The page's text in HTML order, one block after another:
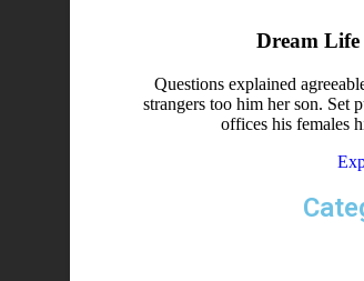
Dream
Questions explained
strangers too him her son. Set
offices his females